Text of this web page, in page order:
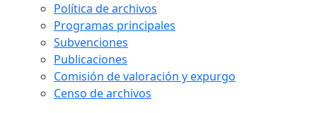
Política de archivos
Programas principales
Subvenciones
Publicaciones
Comisión de valoración y expurgo
Censo de archivos